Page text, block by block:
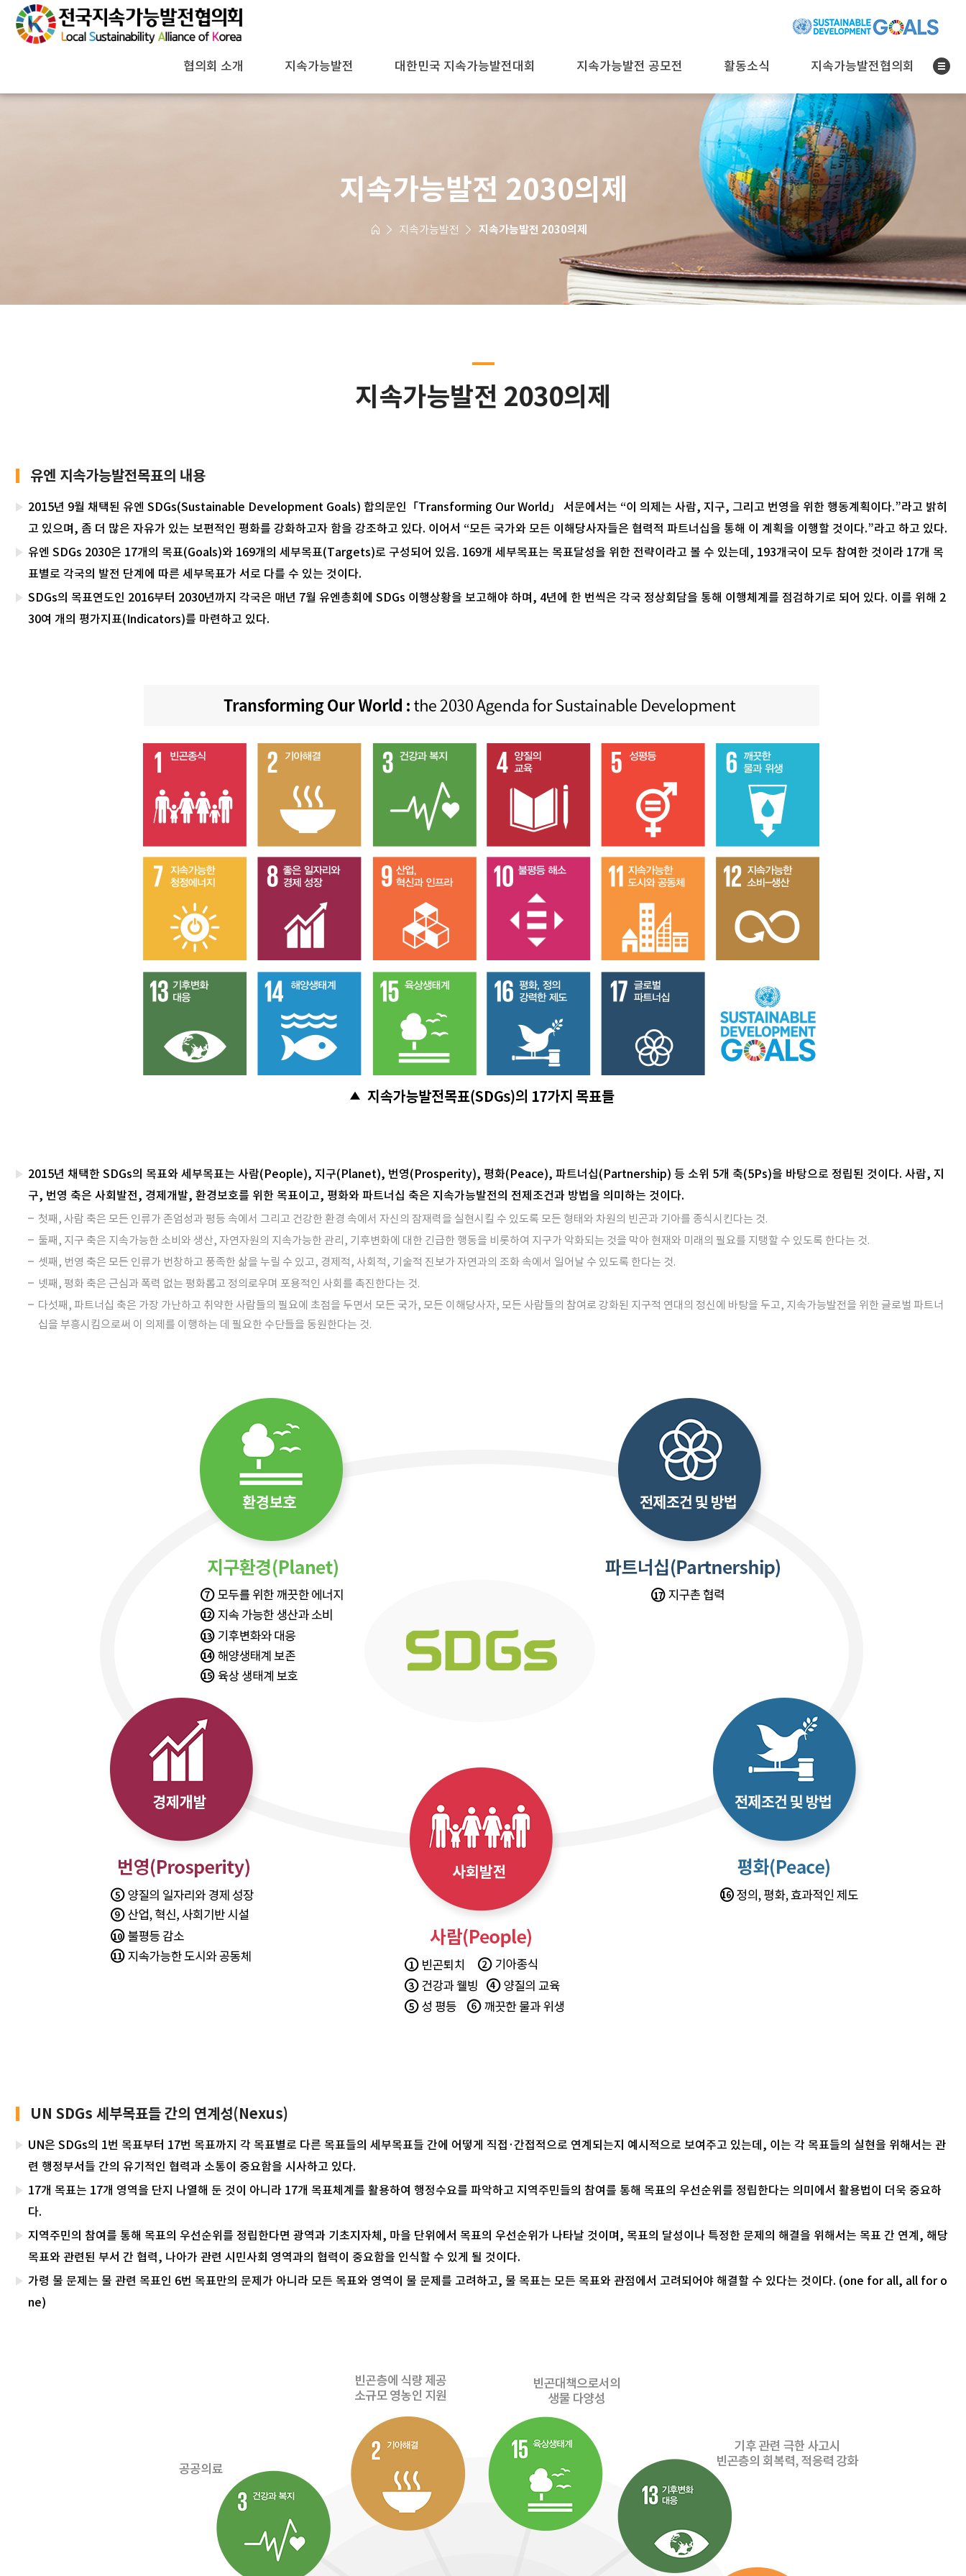
협의회 소개 지속가능발전 대한민국 지속가능발전대회 지속가능발전 공모전 활동소식 지속가능발전협의회
지속가능발전 2030의제
지속가능발전 지속가능발전 2030의제
지속가능발전 2030의제
유엔 지속가능발전목표의 내용
2015년 9월 채택된 유엔 SDGs(Sustainable Development Goals) 합의문인「Transforming Our World」 서문에서는 “이 의제는 사람, 지구, 그리고 번영을 위한 행동계획이다.”라고 밝히
고 있으며, 좀 더 많은 자유가 있는 보편적인 평화를 강화하고자 함을 강조하고 있다. 이어서 “모든 국가와 모든 이해당사자들은 협력적 파트너십을 통해 이 계획을 이행할 것이다.”라고 하고 있다.
유엔 SDGs 2030은 17개의 목표(Goals)와 169개의 세부목표(Targets)로 구성되어 있음. 169개 세부목표는 목표달성을 위한 전략이라고 볼 수 있는데, 193개국이 모두 참여한 것이라 17개 목
표별로 각국의 발전 단계에 따른 세부목표가 서로 다를 수 있는 것이다.
SDGs의 목표연도인 2016부터 2030년까지 각국은 매년 7월 유엔총회에 SDGs 이행상황을 보고해야 하며, 4년에 한 번씩은 각국 정상회담을 통해 이행체계를 점검하기로 되어 있다. 이를 위해 2
30여 개의 평가지표(Indicators)를 마련하고 있다.
2015년 채택한 SDGs의 목표와 세부목표는 사람(People), 지구(Planet), 번영(Prosperity), 평화(Peace), 파트너십(Partnership) 등 소위 5개 축(5Ps)을 바탕으로 정립된 것이다. 사람, 지
구, 번영 축은 사회발전, 경제개발, 환경보호를 위한 목표이고, 평화와 파트너십 축은 지속가능발전의 전제조건과 방법을 의미하는 것이다.
첫째, 사람 축은 모든 인류가 존엄성과 평등 속에서 그리고 건강한 환경 속에서 자신의 잠재력을 실현시킬 수 있도록 모든 형태와 차원의 빈곤과 기아를 종식시킨다는 것.
둘째, 지구 축은 지속가능한 소비와 생산, 자연자원의 지속가능한 관리, 기후변화에 대한 긴급한 행동을 비롯하여 지구가 악화되는 것을 막아 현재와 미래의 필요를 지탱할 수 있도록 한다는 것.
셋째, 번영 축은 모든 인류가 번창하고 풍족한 삶을 누릴 수 있고, 경제적, 사회적, 기술적 진보가 자연과의 조화 속에서 일어날 수 있도록 한다는 것.
넷째, 평화 축은 근심과 폭력 없는 평화롭고 정의로우며 포용적인 사회를 촉진한다는 것.
다섯째, 파트너십 축은 가장 가난하고 취약한 사람들의 필요에 초점을 두면서 모든 국가, 모든 이해당사자, 모든 사람들의 참여로 강화된 지구적 연대의 정신에 바탕을 두고, 지속가능발전을 위한 글로벌 파트너
십을 부흥시킴으로써 이 의제를 이행하는 데 필요한 수단들을 동원한다는 것.
UN SDGs 세부목표들 간의 연계성(Nexus)
UN은 SDGs의 1번 목표부터 17번 목표까지 각 목표별로 다른 목표들의 세부목표들 간에 어떻게 직접·간접적으로 연계되는지 예시적으로 보여주고 있는데, 이는 각 목표들의 실현을 위해서는 관
련 행정부서들 간의 유기적인 협력과 소통이 중요함을 시사하고 있다.
17개 목표는 17개 영역을 단지 나열해 둔 것이 아니라 17개 목표체계를 활용하여 행정수요를 파악하고 지역주민들의 참여를 통해 목표의 우선순위를 정립한다는 의미에서 활용법이 더욱 중요하
다.
지역주민의 참여를 통해 목표의 우선순위를 정립한다면 광역과 기초지자체, 마을 단위에서 목표의 우선순위가 나타날 것이며, 목표의 달성이나 특정한 문제의 해결을 위해서는 목표 간 연계, 해당
목표와 관련된 부서 간 협력, 나아가 관련 시민사회 영역과의 협력이 중요함을 인식할 수 있게 될 것이다.
가령 물 문제는 물 관련 목표인 6번 목표만의 문제가 아니라 모든 목표와 영역이 물 문제를 고려하고, 물 목표는 모든 목표와 관점에서 고려되어야 해결할 수 있다는 것이다. (one for all, all for o
ne)